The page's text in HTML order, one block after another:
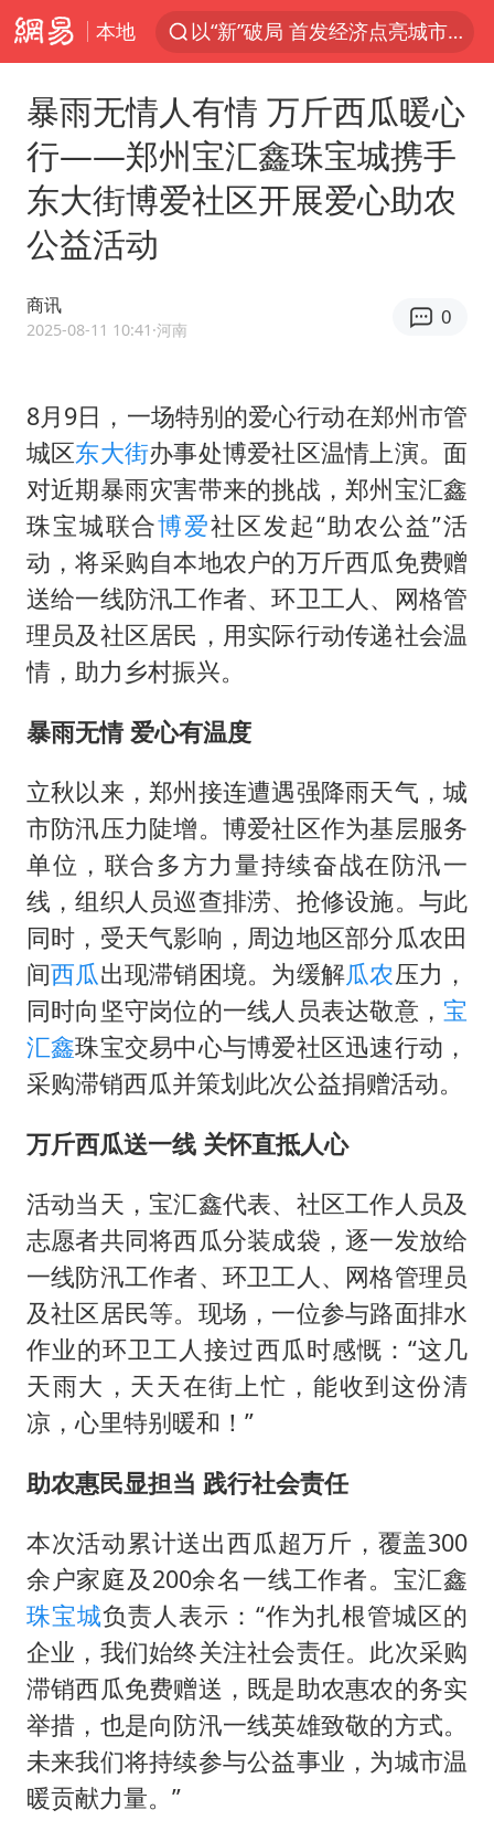
本地
台风白海豚进入48小时警戒线
中方回应是否在太平洋海底开采稀土
看守所辅警收受10万获刑1年
宇树科技发行价格150.80元/股
CIA被曝已秘密设立古巴工作组
泰国一女公务员妆容引争议 本人回应
法国将禁止“未经同意的电话营销”
24小时不关空调 电费会更低吗
中国养老床位“三连降”
多地要求领导干部带头休假
吉林一“温度计大楼”读数爆表
奋进开新局 实干挑大梁
暴雨无情人有情 万斤西瓜暖心
行——郑州宝汇鑫珠宝城携手
东大街博爱社区开展爱心助农
公益活动
商讯
2025-08-11 10:41 ·河南
0
8月9日，一场特别的爱心行动在郑州市管
城区东大街办事处博爱社区温情上演。面
对近期暴雨灾害带来的挑战，郑州宝汇鑫
珠宝城联合博爱社区发起“助农公益”活
动，将采购自本地农户的万斤西瓜免费赠
送给一线防汛工作者、环卫工人、网格管
理员及社区居民，用实际行动传递社会温
情，助力乡村振兴。
暴雨无情 爱心有温度
立秋以来，郑州接连遭遇强降雨天气，城
市防汛压力陡增。博爱社区作为基层服务
单位，联合多方力量持续奋战在防汛一
线，组织人员巡查排涝、抢修设施。与此
同时，受天气影响，周边地区部分瓜农田
间西瓜出现滞销困境。为缓解瓜农压力，
同时向坚守岗位的一线人员表达敬意， 宝
汇鑫珠宝交易中心与博爱社区迅速行动，
采购滞销西瓜并策划此次公益捐赠活动。
万斤西瓜送一线 关怀直抵人心
活动当天，宝汇鑫代表、社区工作人员及
志愿者共同将西瓜分装成袋，逐一发放给
一线防汛工作者、环卫工人、网格管理员
及社区居民等。现场，一位参与路面排水
作业的环卫工人接过西瓜时感慨：“这几
天雨大，天天在街上忙，能收到这份清
凉，心里特别暖和！”
助农惠民显担当 践行社会责任
本次活动累计送出西瓜超万斤，覆盖300
余户家庭及200余名一线工作者。宝汇鑫
珠宝城负责人表示：“作为扎根管城区的
企业，我们始终关注社会责任。此次采购
滞销西瓜免费赠送，既是助农惠农的务实
举措，也是向防汛一线英雄致敬的方式。
未来我们将持续参与公益事业，为城市温
暖贡献力量。”